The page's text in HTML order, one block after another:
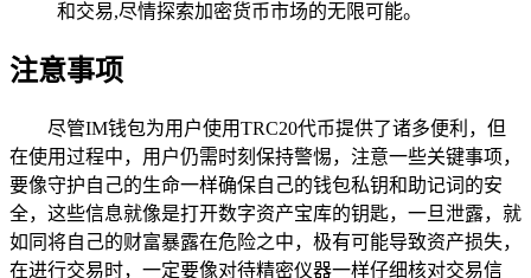
和交易,尽情探索加密货币市场的无限可能。
注意事项
尽管IM钱包为用户使用TRC20代币提供了诸多便利，但
在使用过程中，用户仍需时刻保持警惕，注意一些关键事项，
要像守护自己的生命一样确保自己的钱包私钥和助记词的安
全，这些信息就像是打开数字资产宝库的钥匙，一旦泄露，就
如同将自己的财富暴露在危险之中，极有可能导致资产损失，
在进行交易时，一定要像对待精密仪器一样仔细核对交易信